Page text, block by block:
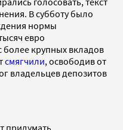
В субботу было
нормы
евро
крупных вкладов
смягчили, освободив от
владельцев депозитов
придумать